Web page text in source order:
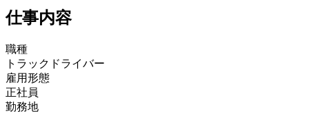
仕事内容
職種
トラックドライバー
雇用形態
正社員
勤務地